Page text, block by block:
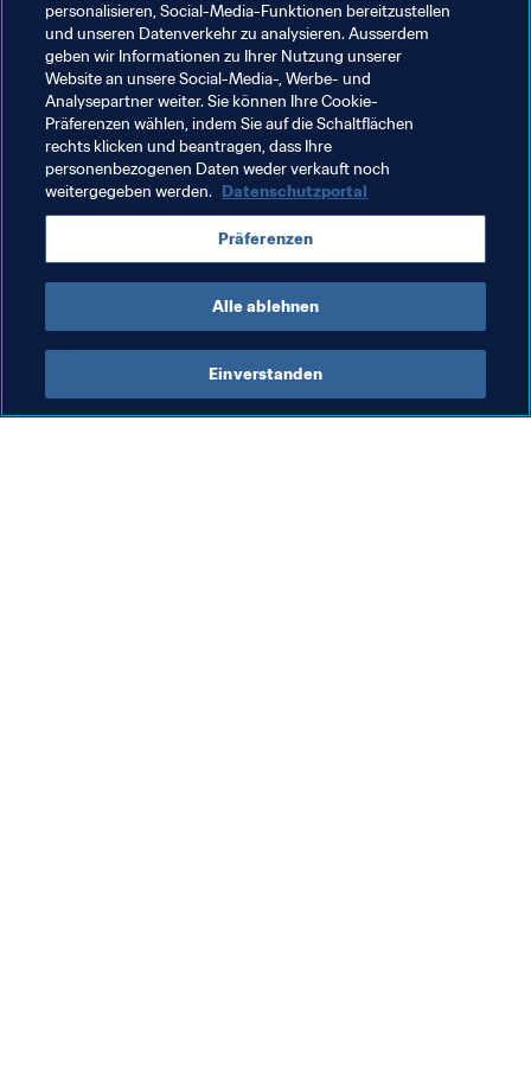
mit der kleinsten durchschnittlichen Körpergröße des
Turniers könnten diese Tatsache und seine
Kopfballstärke durchaus entscheidende Faktoren sein,
wenn der Trainer das Team für die Australien-Partie
zusammenstellt.
Verwandte Themen
Australia Chile AFC CONMEBOL
personalisieren, Social-Media-Funktionen bereitzustellen
und unseren Datenverkehr zu analysieren. Ausserdem
geben wir Informationen zu Ihrer Nutzung unserer
Website an unsere Social-Media-, Werbe- und
Analysepartner weiter. Sie können Ihre Cookie-
Präferenzen wählen, indem Sie auf die Schaltflächen
rechts klicken und beantragen, dass Ihre
personenbezogenen Daten weder verkauft noch
weitergegeben werden. Datenschutzportal
Präferenzen
Alle ablehnen
Einverstanden